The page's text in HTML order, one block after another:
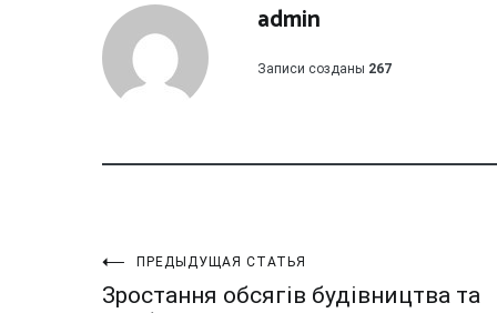
admin
Записи созданы 267
Навигация
ПРЕДЫДУЩАЯ СТАТЬЯ
Зростання обсягів будівництва та